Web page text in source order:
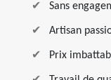
Sans
Artisan
Prix